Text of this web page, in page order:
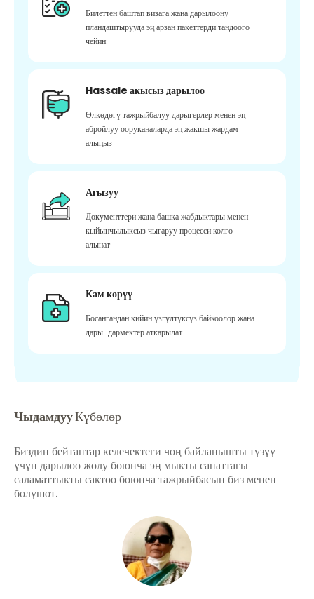
Билеттен баштап визага жана дарылоону
пландаштырууда эң арзан пакеттерди тандоого
чейин
Hassale акысыз дарылоо
Өлкөдөгү тажрыйбалуу дарыгерлер менен эң
абройлуу ооруканаларда эң жакшы жардам
алыңыз
Агызуу
Документтери жана башка жабдыктары менен
кыйынчылыксыз чыгаруу процесси колго
алынат
Кам көрүү
Босангандан кийин үзгүлтүксүз байкоолор жана
дары-дармектер аткарылат
ЧыдамдууКүбөлөр
Биздин бейтаптар келечектеги чоң байланышты түзүү
үчүн дарылоо жолу боюнча эң мыкты сапаттагы
саламаттыкты сактоо боюнча тажрыйбасын биз менен
бөлүшөт.